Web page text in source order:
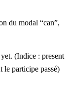
du modal “can”,
(Indice : present
le participe passé)